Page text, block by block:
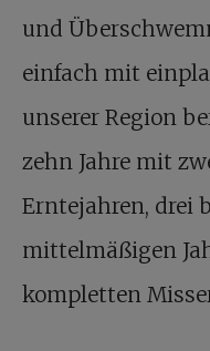
und
einfach mit
unserer Region
zehn Jahre mit
Erntejahren, drei
mittelmäßigen
kompletten